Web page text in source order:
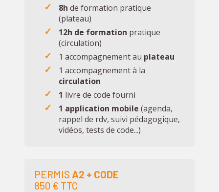
8h de formation pratique
(plateau)
12h de formation pratique
(circulation)
1 accompagnement au plateau
1 accompagnement à la
circulation
1 livre de code fourni
1 application mobile (agenda,
rappel de rdv, suivi pédagogique,
vidéos, tests de code...)
PERMIS A2 + CODE
850 € TTC